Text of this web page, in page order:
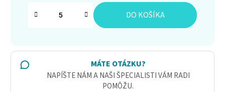
Jednotková cena:
DO KOŠÍKA
MÁTE OTÁZKU?
NAPÍŠTE NÁM A NAŠI ŠPECIALISTI VÁM RADI
POMÔŽU.